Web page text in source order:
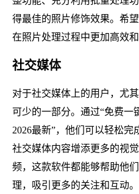
得最佳的照片修饰效果。希
在照片处理过程中更加高效和
社交媒体
对于社交媒体上的用户，尤
可少的一部分。通过“免费一
2026最新”，他们可以轻松
社交媒体内容增添更多的视
频，这款软件都能够帮助他
理，吸引更多的关注和互动。